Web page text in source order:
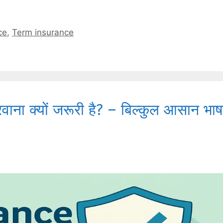
,Term insurance
क्यों जरूरी है? – बिल्कुल आसान